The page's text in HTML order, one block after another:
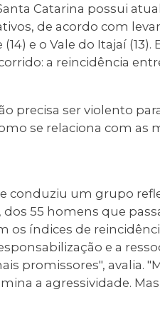
Catarina possui
de acordo com
e o Vale do Itajaí
a reincidência
precisa ser violento
se relaciona com as
conduziu um grupo
55 homens que
os índices de
e a
promissores", avalia.
a agressividade.